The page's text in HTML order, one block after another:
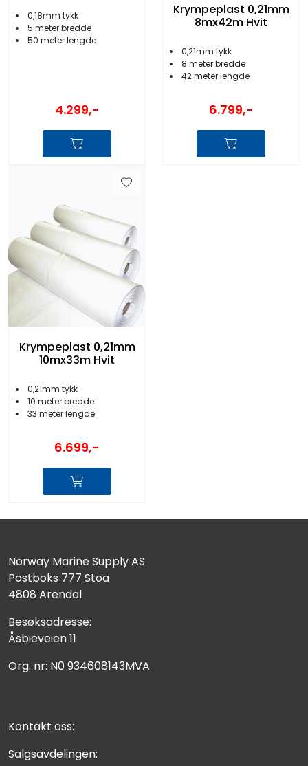
0,18mm tykk
5 meter bredde
50 meter lengde
4.299,-
Krympeplast 0,21mm
8mx42m Hvit
0,21mm tykk
8 meter bredde
42 meter lengde
6.799,-
Krympeplast 0,21mm
10mx33m Hvit
0,21mm tykk
10 meter bredde
33 meter lengde
6.699,-
Norway Marine Supply AS
Postboks 777 Stoa
4808 Arendal
Besøksadresse:
Åsbieveien 11
Org. nr: N0 934608143MVA
Kontakt oss:
Salgsavdelingen: